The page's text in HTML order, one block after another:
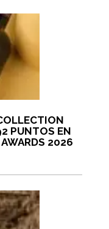
PUNTOS EN
2026